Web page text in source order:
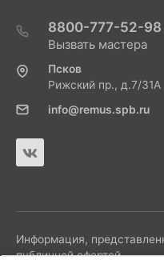
8800-777-52-98
Вызвать мастера
Псков
Рижский пр., д.7/31А
info@remus.spb.ru
Информация,
публичной офертой.